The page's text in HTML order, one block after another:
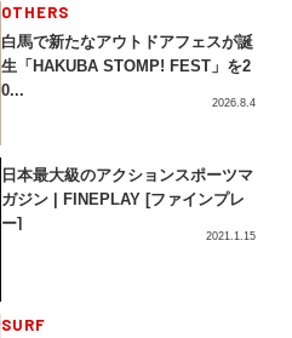
OTHERS
白馬で新たなアウトドアフェスが誕
生「HAKUBA STOMP! FEST」を2
0...
2026.8.4
日本最大級のアクションスポーツマ
ガジン | FINEPLAY [ファインプレ
ー]
2021.1.15
SURF